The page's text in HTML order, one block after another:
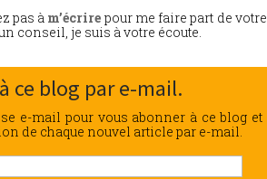
pas à m’écrire pour me faire part de votre
conseil, je suis à votre écoute.
ce blog par e-mail.
e-mail pour vous abonner à ce blog et
de chaque nouvel article par e-mail.